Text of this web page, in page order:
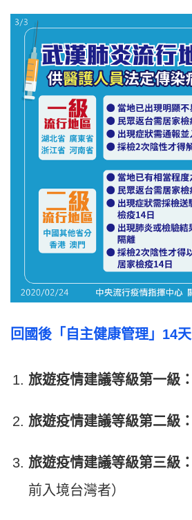
回國後「自主健康管理」14天
旅遊疫情建議等級第一級：
旅遊疫情建議等級第二級：
旅遊疫情建議等級第三級：
前入境台灣者）